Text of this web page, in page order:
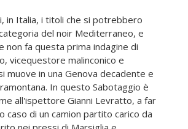
in Italia, i titoli che si potrebbero
del noir Mediterraneo, e
non fa questa prima indagine di
vicequestore malinconico e
muove in una Genova decadente e
In questo Sabotaggio è
all'ispettore Gianni Levratto, a far
caso di un camion partito carico da